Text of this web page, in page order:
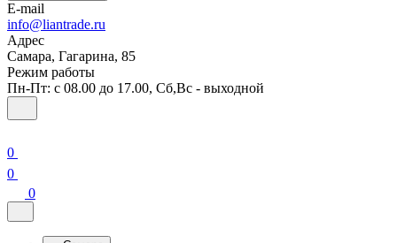
E-mail
info@liantrade.ru
Адрес
Самара, Гагарина, 85
Режим работы
Пн-Пт: c 08.00 до 17.00, Cб,Вс - выходной
0
0
0